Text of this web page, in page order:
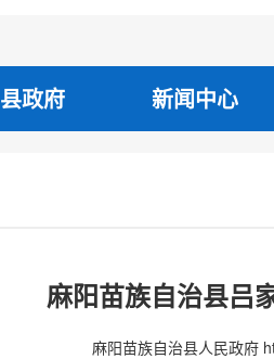
县政府 新闻中心
麻阳苗族自治县吕
麻阳苗族自治县人民政府